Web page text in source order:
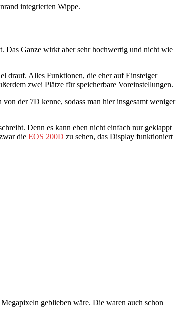
integrierten Wippe.
Das Ganze wirkt aber sehr hochwertig und nicht wie
drauf. Alles Funktionen, die eher auf Einsteiger
zwei Plätze für speicherbare Voreinstellungen.
der 7D kenne, sodass man hier insgesamt weniger
Denn es kann eben nicht einfach nur geklappt
die EOS 200D zu sehen, das Display funktioniert
geblieben wäre. Die waren auch schon